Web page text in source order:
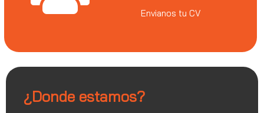
Envianos tu CV
¿Donde estamos?